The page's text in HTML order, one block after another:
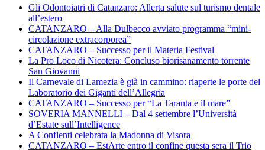
Gli Odontoiatri di Catanzaro: Allerta salute sul turismo dentale
all’estero
CATANZARO – Alla Dulbecco avviato programma “mini-
circolazione extracorporea”
CATANZARO – Successo per il Materia Festival
La Pro Loco di Nicotera: Concluso biorisanamento torrente
San Giovanni
Il Carnevale di Lamezia è già in cammino: riaperte le porte del
Laboratorio dei Giganti dell’Allegria
CATANZARO – Successo per “La Taranta e il mare”
SOVERIA MANNELLI – Dal 4 settembre l’Università
d’Estate sull’Intelligence
A Conflenti celebrata la Madonna di Visora
CATANZARO – EstArte entro il confine questa sera il Trio